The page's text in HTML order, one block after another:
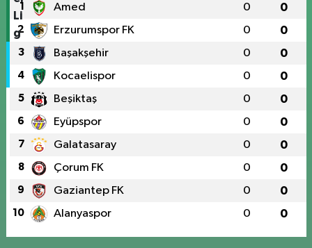
1 Amed 0 0
2 Erzurumspor FK 0 0
3 Başakşehir 0 0
4 Kocaelispor 0 0
5 Beşiktaş 0 0
6 Eyüpspor 0 0
7 Galatasaray 0 0
8 Çorum FK 0 0
9 Gaziantep FK 0 0
10 Alanyaspor 0 0